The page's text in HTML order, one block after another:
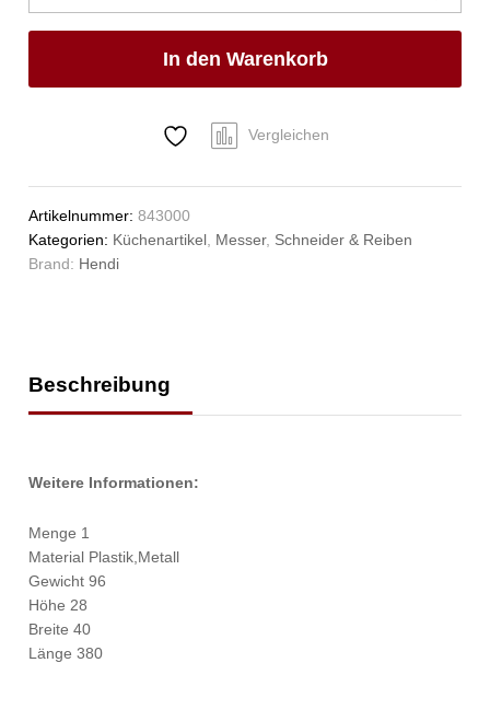
Schwarz,
(L)380mm
In den Warenkorb
Vergleichen
Artikelnummer:843000
Kategorien: Küchenartikel Messer, Schneider & Reiben
Brand: Hendi
Beschreibung
Weitere Informationen:
Menge 1
Material Plastik,Metall
Gewicht 96
Höhe 28
Breite 40
Länge 380